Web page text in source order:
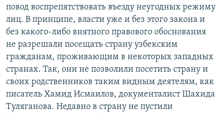
повод воспрепятствовать въезду неугодных режиму
лиц. В принципе, власти уже и без этого закона и
без какого-либо внятного правового обоснования
не разрешали посещать страну узбекским
гражданам, проживающим в некоторых западных
странах. Так, они не позволили посетить страну и
своих родственников таким видным деятелям, как
писатель Хамид Исмаилов, документалист Шахида
Туляганова. Недавно в страну не пустили